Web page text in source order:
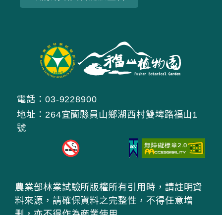
電話：03-9228900
地址：264宜蘭縣員山鄉湖西村雙埤路福山1
號
農業部林業試驗所版權所有引用時，請註明資
料來源，請確保資料之完整性，不得任意增